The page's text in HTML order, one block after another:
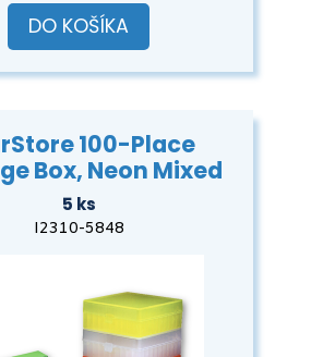
DO KOŠÍKA
100-Place
Box, Neon Mixed
5 ks
I2310-5848